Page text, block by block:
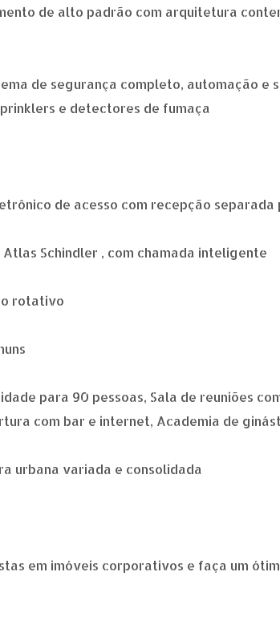
de alto padrão com arquitetura
de segurança completo, automação e
e detectores de fumaça
de acesso com recepção
Atlas Schindler , com chamada inteligente
rotativo
para 90 pessoas, Sala de reuniões
com bar e internet, Academia de
urbana variada e consolidada
em imóveis corporativos e faça um